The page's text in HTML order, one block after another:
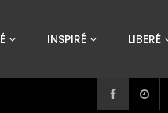
INSPIRÉ LIBERÉ